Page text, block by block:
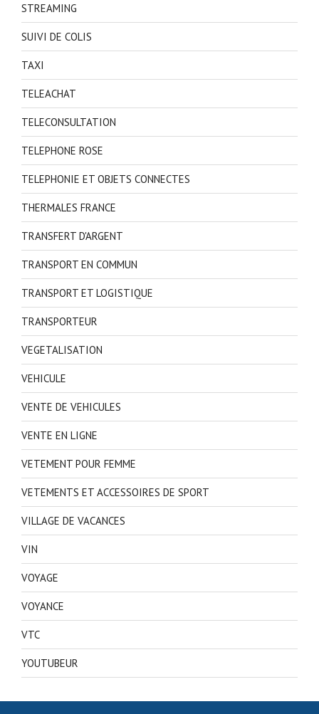
STREAMING
SUIVI DE COLIS
TAXI
TELEACHAT
TELECONSULTATION
TELEPHONE ROSE
TELEPHONIE ET OBJETS CONNECTES
THERMALES FRANCE
TRANSFERT D'ARGENT
TRANSPORT EN COMMUN
TRANSPORT ET LOGISTIQUE
TRANSPORTEUR
VEGETALISATION
VEHICULE
VENTE DE VEHICULES
VENTE EN LIGNE
VETEMENT POUR FEMME
VETEMENTS ET ACCESSOIRES DE SPORT
VILLAGE DE VACANCES
VIN
VOYAGE
VOYANCE
VTC
YOUTUBEUR